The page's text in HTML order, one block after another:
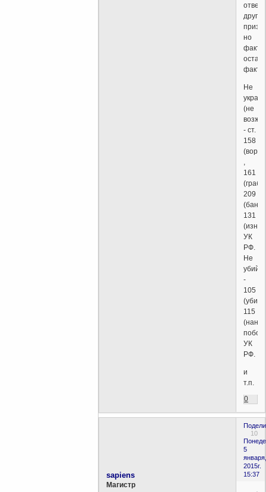
другие
но
факт
Не
укради
(не
- ст.
158
,
161
209
131
УК
РФ.
Не
убий
-
105
115
УК
РФ.
и
т.п.
0
10
5
января,
2015г.
15:37
sapiens
Магистр